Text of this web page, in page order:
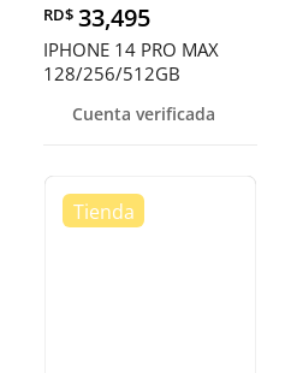
RD$ 33,495
IPHONE 14 PRO MAX
128/256/512GB
Cuenta verificada